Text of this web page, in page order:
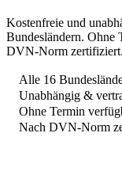
Kostenfreie und
Bundesländern. Ohne
DVN-Norm zertifiziert.
Alle 16
Unabhängig &
Ohne Termin
Nach DVN-Norm